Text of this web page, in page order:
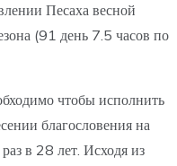
Песаха весной
(91 день 7.5 часов по
чтобы исполнить
благословения на
в 28 лет. Исходя из